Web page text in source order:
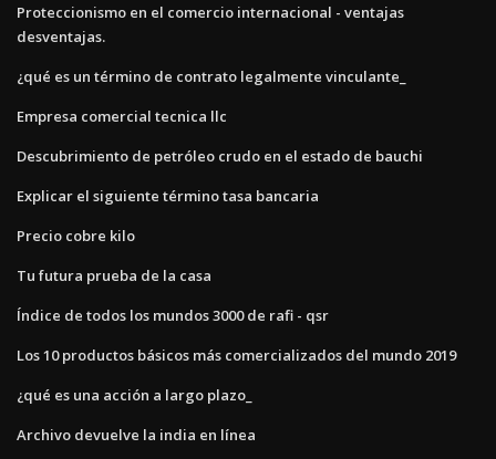
Proteccionismo en el comercio internacional - ventajas
desventajas.
¿qué es un término de contrato legalmente vinculante_
Empresa comercial tecnica llc
Descubrimiento de petróleo crudo en el estado de bauchi
Explicar el siguiente término tasa bancaria
Precio cobre kilo
Tu futura prueba de la casa
Índice de todos los mundos 3000 de rafi - qsr
Los 10 productos básicos más comercializados del mundo 2019
¿qué es una acción a largo plazo_
Archivo devuelve la india en línea